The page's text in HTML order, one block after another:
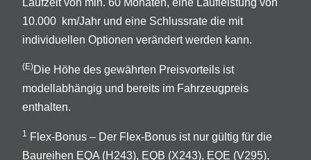
Laufzeit von min. 60 Monaten, eine Laufleistung von
10.000 km/Jahr und eine Schlussrate die mit
individuellen Optionen verändert werden kann.
(E)Die Höhe des gewährten Preisvorteils ist
modellabhängig und bereits im Fahrzeugpreis
enthalten.
1 Flex-Bonus – Der Flex-Bonus ist nur gültig für die
Baureihen EQA (H243), EQB (X243), EQE (V295),